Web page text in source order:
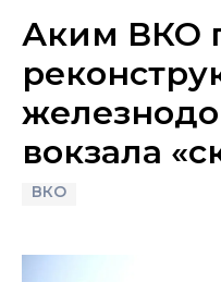
Аким ВКО
вокзала
ВКО